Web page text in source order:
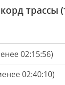
трассы
02:15:56)
02:40:10)